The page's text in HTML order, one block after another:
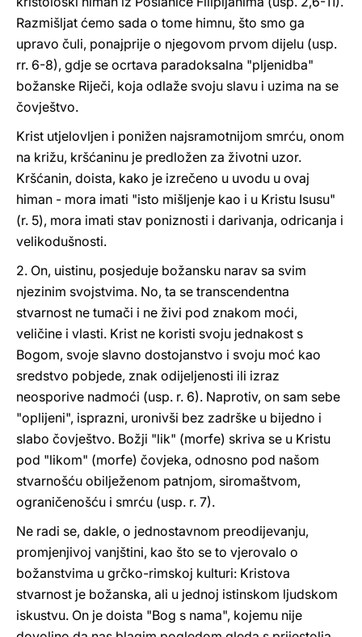
Razmišljat ćemo sada o tome himnu, što smo ga
upravo čuli, ponajprije o njegovom prvom dijelu (usp.
rr. 6-8), gdje se ocrtava paradoksalna "pljenidba"
božanske Riječi, koja odlaže svoju slavu i uzima na se
čovještvo.
Krist utjelovljen i ponižen najsramotnijom smrću, onom
na križu, kršćaninu je predložen za životni uzor.
Kršćanin, doista, kako je izrečeno u uvodu u ovaj
himan - mora imati "isto mišljenje kao i u Kristu Isusu"
(r. 5), mora imati stav poniznosti i darivanja, odricanja i
velikodušnosti.
2. On, uistinu, posjeduje božansku narav sa svim
njezinim svojstvima. No, ta se transcendentna
stvarnost ne tumači i ne živi pod znakom moći,
veličine i vlasti. Krist ne koristi svoju jednakost s
Bogom, svoje slavno dostojanstvo i svoju moć kao
sredstvo pobjede, znak odijeljenosti ili izraz
neosporive nadmoći (usp. r. 6). Naprotiv, on sam sebe
"oplijeni", isprazni, uronivši bez zadrške u bijedno i
slabo čovještvo. Božji "lik" (morfe) skriva se u Kristu
pod "likom" (morfe) čovjeka, odnosno pod našom
stvarnošću obilježenom patnjom, siromaštvom,
ograničenošću i smrću (usp. r. 7).
Ne radi se, dakle, o jednostavnom preodijevanju,
promjenjivoj vanjštini, kao što se to vjerovalo o
božanstvima u grčko-rimskoj kulturi: Kristova
stvarnost je božanska, ali u jednoj istinskom ljudskom
iskustvu. On je doista "Bog s nama", kojemu nije